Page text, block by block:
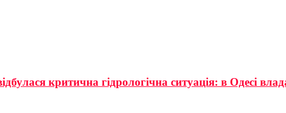
критична гідрологічна ситуація: в Одесі